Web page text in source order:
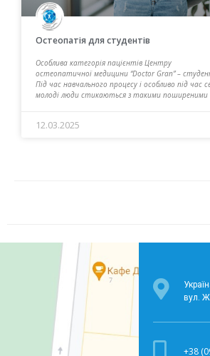
Остеопатія для студентів
Особлива категорія пацієнтів Центру
остеопатичної медицини “Doctor Gran” –
Під час навчального процесу і особливо під час
молоді люди стикаються з такими поширеними
12.03.2025
вул.
+38